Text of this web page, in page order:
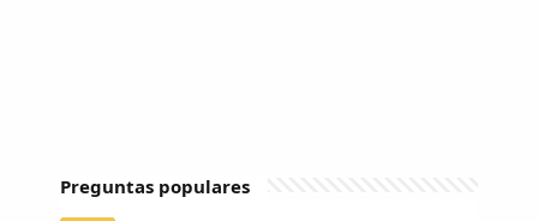
Preguntas populares